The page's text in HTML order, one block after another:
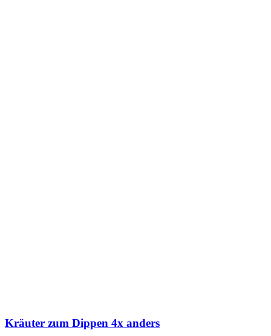
Kräuter zum Dippen 4x anders